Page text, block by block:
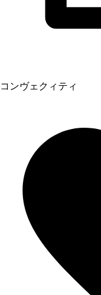
コンヴェクィティ